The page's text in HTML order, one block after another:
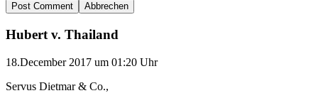
Abbrechen
Hubert v. Thailand
18.December 2017 um 01:20 Uhr
Servus Dietmar & Co.,